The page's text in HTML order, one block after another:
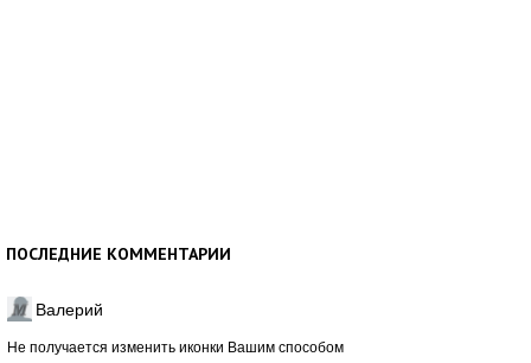
ПОСЛЕДНИЕ КОММЕНТАРИИ
Валерий
Не получается изменить иконки Вашим способом